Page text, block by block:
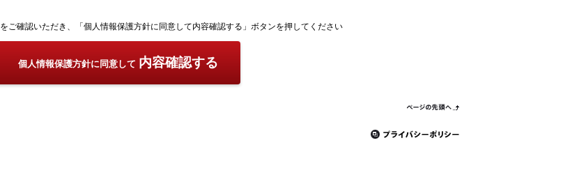
をご確認いただき、「個人情報保護方針に同意して内容確認する」ボタンを押してください
個人情報保護方針に同意して 内容確認する